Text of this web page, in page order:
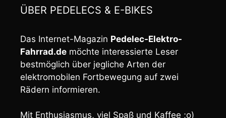
ÜBER PEDELECS & E-BIKES
Das Internet-Magazin Pedelec-Elektro-
Fahrrad.de möchte interessierte Leser
bestmöglich über jegliche Arten der
elektromobilen Fortbewegung auf zwei
Rädern informieren.
Mit Enthusiasmus, viel Spaß und Kaffee ;o)